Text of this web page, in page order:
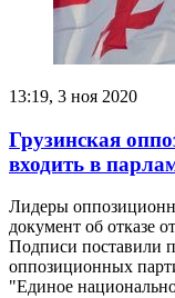
13:19, 3 ноя 2020
Грузинская
входить в
Лидеры
документ об отказе
Подписи поставили
оппозиционных
"Единое